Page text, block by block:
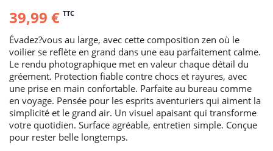
39,99 € TTC
Évadez?vous au large, avec cette composition zen où le
voilier se reflète en grand dans une eau parfaitement calme.
Le rendu photographique met en valeur chaque détail du
gréement. Protection fiable contre chocs et rayures, avec
une prise en main confortable. Parfaite au bureau comme
en voyage. Pensée pour les esprits aventuriers qui aiment la
simplicité et le grand air. Un visuel apaisant qui transforme
votre quotidien. Surface agréable, entretien simple. Conçue
pour rester belle longtemps.